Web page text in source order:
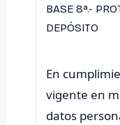
BASE 8ª.-
DEPÓSITO
En
vigente en
datos